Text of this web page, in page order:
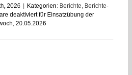
2026 Kategorien: Berichte, Berichte-
deaktiviertfür Einsatzübung der
20.05.2026